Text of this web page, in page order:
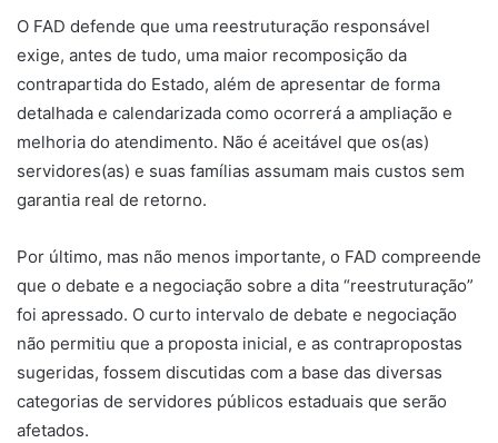
O FAD defende que uma reestruturação responsável
exige, antes de tudo, uma maior recomposição da
contrapartida do Estado, além de apresentar de forma
detalhada e calendarizada como ocorrerá a ampliação e
melhoria do atendimento. Não é aceitável que os(as)
servidores(as) e suas famílias assumam mais custos sem
garantia real de retorno.
Por último, mas não menos importante, o FAD compreende
que o debate e a negociação sobre a dita “reestruturação”
foi apressado. O curto intervalo de debate e negociação
não permitiu que a proposta inicial, e as contrapropostas
sugeridas, fossem discutidas com a base das diversas
categorias de servidores públicos estaduais que serão
afetados.